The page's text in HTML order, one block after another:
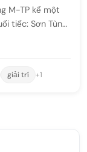
M-TP kể một
tiếc: Sơn Tùng
giải trí +1